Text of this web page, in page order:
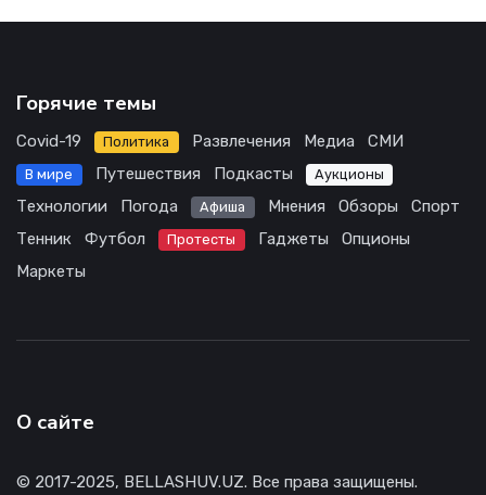
Горячие темы
Covid-19 Политика Развлечения Медиа СМИ
В мире Путешествия Подкасты Аукционы
Технологии Погода Афиша Мнения Обзоры
Спорт
Тенник
Футбол Протесты Гаджеты
Опционы
Маркеты
О сайте
© 2017-2025, BELLASHUV.UZ. Все права защищены.